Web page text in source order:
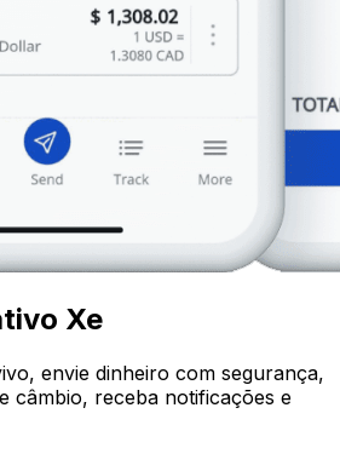
Xe
envie dinheiro com segurança,
câmbio, receba notificações e